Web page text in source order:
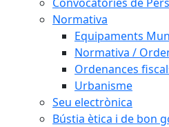
Normativa
Equipaments
Normativa /
Ordenances
Urbanisme
Seu electrònica
Bústia ètica i de bon